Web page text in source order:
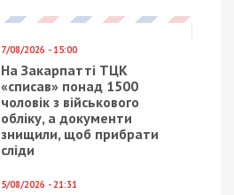
7/08/2026 - 15:00
На Закарпатті ТЦК
«списав» понад 1500
чоловік з військового
обліку, а документи
знищили, щоб прибрати
сліди
5/08/2026 - 21:31